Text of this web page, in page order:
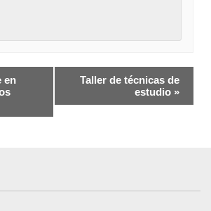
en
Taller de técnicas de
estudio »